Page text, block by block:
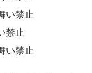
い禁止
禁止
い禁止